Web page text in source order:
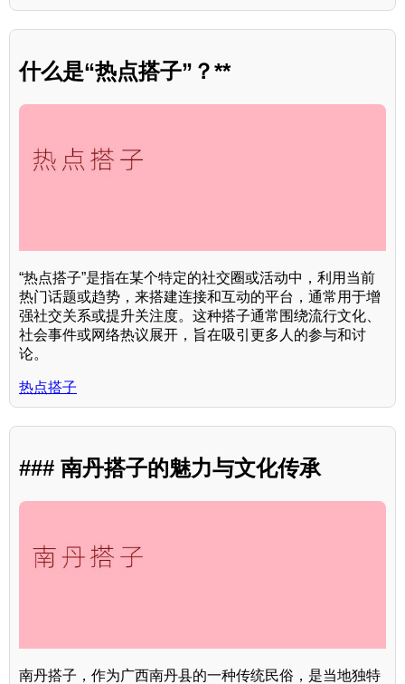
什么是“热点搭子”？**
“热点搭子”是指在某个特定的社交圈或活动中，利用当前
热门话题或趋势，来搭建连接和互动的平台，通常用于增
强社交关系或提升关注度。这种搭子通常围绕流行文化、
社会事件或网络热议展开，旨在吸引更多人的参与和讨
论。
热点搭子
### 南丹搭子的魅力与文化传承
南丹搭子，作为广西南丹县的一种传统民俗，是当地独特